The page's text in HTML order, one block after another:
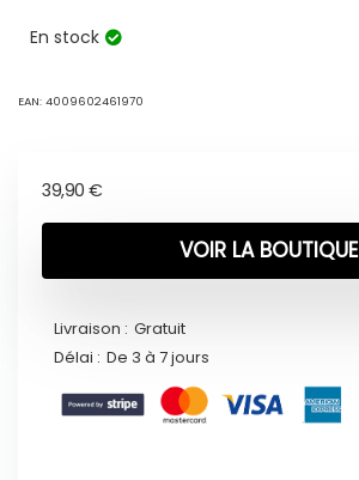
En stock
EAN: 4009602461970
39,90 €
VOIR LA BOUTIQUE
Livraison : Gratuit
Délai : De 3 à 7 jours